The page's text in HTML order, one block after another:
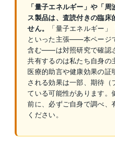
「量子エネルギー」や「
ス製品は、査読付きの臨床
せん。
「量子エネルギー」
といった主張——本ページ
含む——は対照研究で確認
共有するのは私たち自身の
医療的助言や健康効果の証
される効果は一部、期待（
ている可能性があります。
前に、必ずご自身で調べ、
ください。